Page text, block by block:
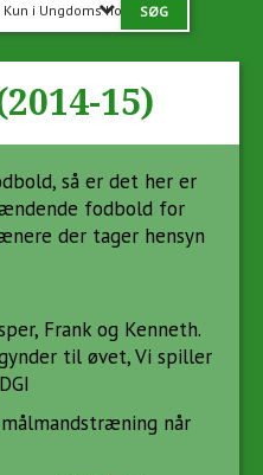
Kun i Ungdoms hold
15)
så er det her er
fodbold for
der tager hensyn
Frank og Kenneth.
til øvet, Vi spiller
når